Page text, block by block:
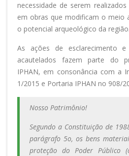
necessidade de serem
em obras que modificam o meio
o potencial arqueológico da região.
As ações de esclarecimento
acautelados fazem parte do
IPHAN, em consonância com a
1/2015 e Portaria IPHAN no 908/
Nosso Patrimônio!
Segundo a Constituição de
parágrafo 5o, os bens
proteção do Poder Público